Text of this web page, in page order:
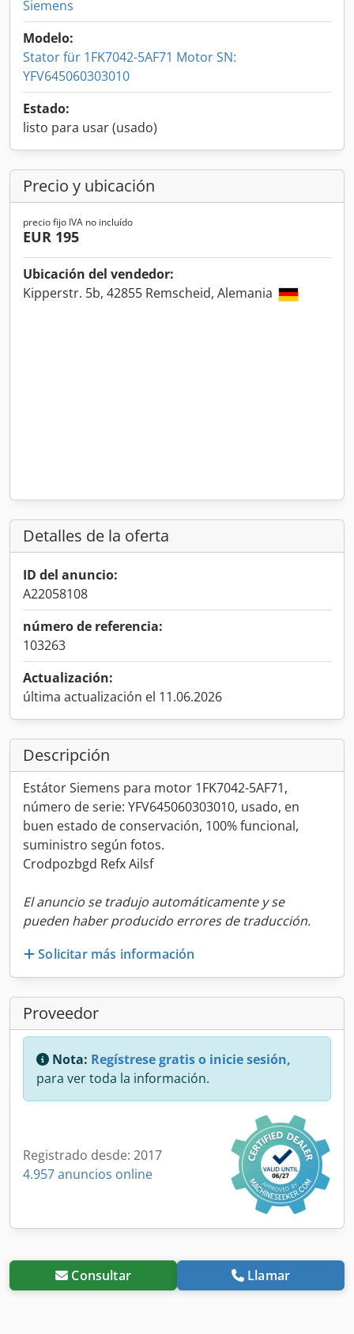
Siemens
Modelo:
Stator für 1FK7042-5AF71 Motor SN:
YFV645060303010
Estado:
listo para usar (usado)
Precio y ubicación
precio fijo IVA no incluído
EUR 195
Ubicación del vendedor:
Kipperstr. 5b, 42855 Remscheid, Alemania
Detalles de la oferta
ID del anuncio:
A22058108
número de referencia:
103263
Actualización:
última actualización el 11.06.2026
Descripción
Estátor Siemens para motor 1FK7042-5AF71,
número de serie: YFV645060303010, usado, en
buen estado de conservación, 100% funcional,
suministro según fotos.
Crodpozbgd Refx Ailsf
El anuncio se tradujo automáticamente y se
pueden haber producido errores de traducción.
Solicitar más información
Proveedor
Nota: Regístrese gratis o inicie sesión,
para ver toda la información.
Registrado desde: 2017
4.957 anuncios online
Consultar Llamar